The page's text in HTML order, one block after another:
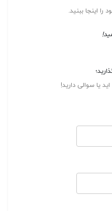
اینجا ببنید.
اید یا سوالی دارید!